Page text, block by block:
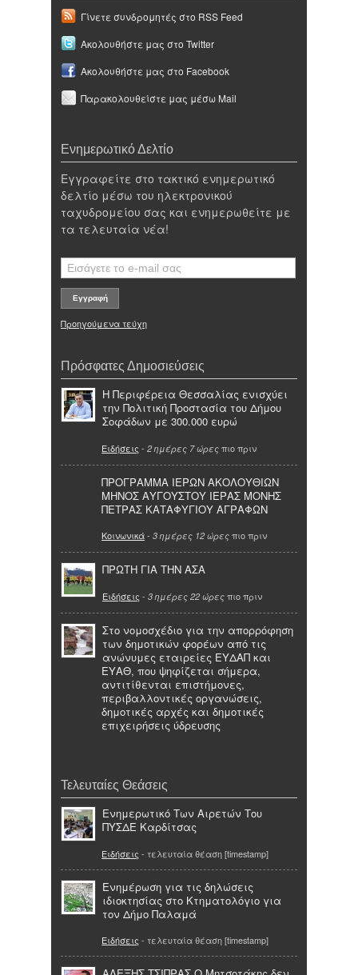
Γίνετε συνδρομητές στο RSS Feed
Ακολουθήστε μας στο Twitter
Ακολουθήστε μας στο Facebook
Παρακολουθείστε μας μέσω Mail
Ενημερωτικό Δελτίο
Εγγραφείτε στο τακτικό ενημερωτικό
δελτίο μέσω του ηλεκτρονικού
ταχυδρομείου σας και ενημερωθείτε με
τα τελευταία νέα!
Προηγούμενα τεύχη
Πρόσφατες Δημοσιεύσεις
Η Περιφέρεια Θεσσαλίας ενισχύει
την Πολιτική Προστασία του Δήμου
Σοφάδων με 300.000 ευρώ
Ειδήσεις - 2 ημέρες 7 ώρες πιο πριν
ΠΡΟΓΡΑΜΜΑ ΙΕΡΩΝ ΑΚΟΛΟΥΘΙΩΝ
ΜΗΝΟΣ ΑΥΓΟΥΣΤΟΥ ΙΕΡΑΣ ΜΟΝΗΣ
ΠΕΤΡΑΣ ΚΑΤΑΦΥΓΙΟΥ ΑΓΡΑΦΩΝ
Κοινωνικά- 3 ημέρες 12 ώρες πιο πριν
ΠΡΩΤΗ ΓΙΑ ΤΗΝ ΑΣΑ
Ειδήσεις - 3 ημέρες 22 ώρες πιο πριν
Στο νομοσχέδιο για την απορρόφηση
των δημοτικών φορέων από τις
ανώνυμες εταιρείες ΕΥΔΑΠ και
ΕΥΑΘ, που ψηφίζεται σήμερα,
αντιτίθενται επιστήμονες,
περιβαλλοντικές οργανώσεις,
δημοτικές αρχές και δημοτικές
επιχειρήσεις ύδρευσης
Τελευταίες Θεάσεις
Ενημερωτικό Των Αιρετών Του
ΠΥΣΔΕ Καρδίτσας
Ειδήσεις - τελευταία θέαση [timestamp]
Ενημέρωση για τις δηλώσεις
ιδιοκτησίας στο Κτηματολόγιο για
τον Δήμο Παλαμά
Ειδήσεις - τελευταία θέαση [timestamp]